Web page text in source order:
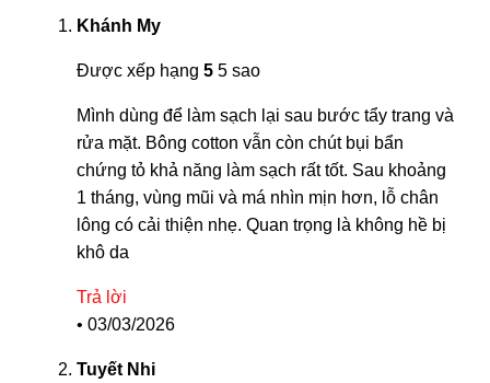
Khánh My
Được xếp hạng 5 5 sao
Mình dùng để làm sạch lại sau bước tẩy trang và
rửa mặt. Bông cotton vẫn còn chút bụi bẩn
chứng tỏ khả năng làm sạch rất tốt. Sau khoảng
1 tháng, vùng mũi và má nhìn mịn hơn, lỗ chân
lông có cải thiện nhẹ. Quan trọng là không hề bị
khô da
Trả lời
• 03/03/2026
Tuyết Nhi